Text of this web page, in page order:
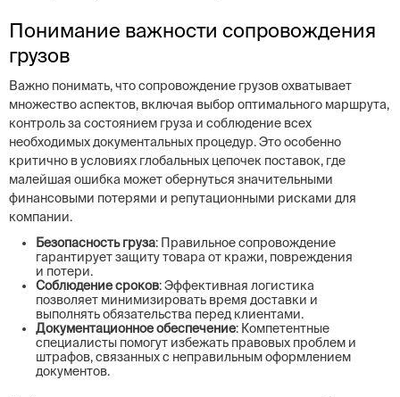
Понимание важности сопровождения
грузов
Важно понимать, что сопровождение грузов охватывает
множество аспектов, включая выбор оптимального маршрута,
контроль за состоянием груза и соблюдение всех
необходимых документальных процедур. Это особенно
критично в условиях глобальных цепочек поставок, где
малейшая ошибка может обернуться значительными
финансовыми потерями и репутационными рисками для
компании.
Безопасность груза: Правильное сопровождение
гарантирует защиту товара от кражи, повреждения
и потери.
Соблюдение сроков: Эффективная логистика
позволяет минимизировать время доставки и
выполнять обязательства перед клиентами.
Документационное обеспечение: Компетентные
специалисты помогут избежать правовых проблем и
штрафов, связанных с неправильным оформлением
документов.